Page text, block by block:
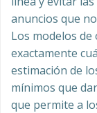
anuncios que
Los modelos
exactamente
estimación de
mínimos que
que permite a